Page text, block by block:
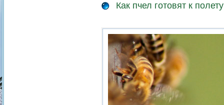
Как пчел готовят к